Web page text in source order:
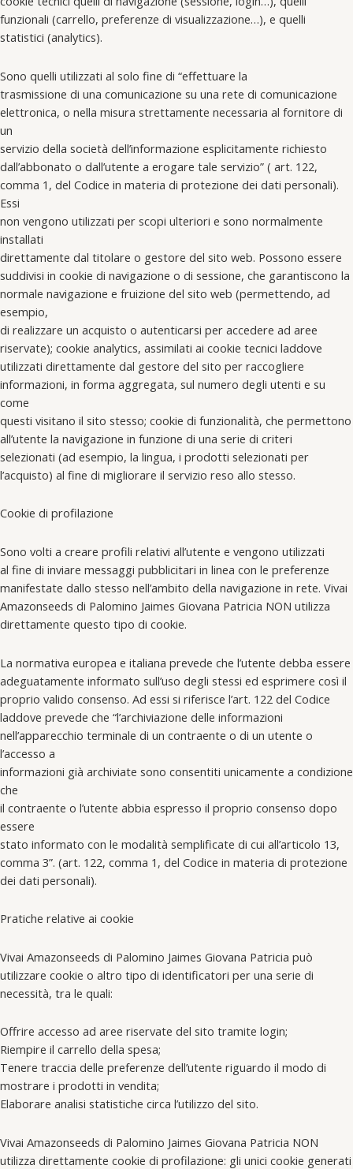
funzionali (carrello, preferenze di visualizzazione…), e quelli
statistici (analytics).
Sono quelli utilizzati al solo fine di “effettuare la
trasmissione di una comunicazione su una rete di comunicazione
elettronica, o nella misura strettamente necessaria al fornitore di
un
servizio della società dell’informazione esplicitamente richiesto
dall’abbonato o dall’utente a erogare tale servizio” ( art. 122,
comma 1, del Codice in materia di protezione dei dati personali).
Essi
non vengono utilizzati per scopi ulteriori e sono normalmente
installati
direttamente dal titolare o gestore del sito web. Possono essere
suddivisi in cookie di navigazione o di sessione, che garantiscono la
normale navigazione e fruizione del sito web (permettendo, ad
esempio,
di realizzare un acquisto o autenticarsi per accedere ad aree
riservate); cookie analytics, assimilati ai cookie tecnici laddove
utilizzati direttamente dal gestore del sito per raccogliere
informazioni, in forma aggregata, sul numero degli utenti e su
come
questi visitano il sito stesso; cookie di funzionalità, che permettono
all’utente la navigazione in funzione di una serie di criteri
selezionati (ad esempio, la lingua, i prodotti selezionati per
l’acquisto) al fine di migliorare il servizio reso allo stesso.
Cookie di profilazione
Sono volti a creare profili relativi all’utente e vengono utilizzati
al fine di inviare messaggi pubblicitari in linea con le preferenze
manifestate dallo stesso nell’ambito della navigazione in rete. Vivai
Amazonseeds di Palomino Jaimes Giovana Patricia NON utilizza
direttamente questo tipo di cookie.
La normativa europea e italiana prevede che l’utente debba essere
adeguatamente informato sull’uso degli stessi ed esprimere così il
proprio valido consenso. Ad essi si riferisce l’art. 122 del Codice
laddove prevede che “l’archiviazione delle informazioni
nell’apparecchio terminale di un contraente o di un utente o
l’accesso a
informazioni già archiviate sono consentiti unicamente a condizione
che
il contraente o l’utente abbia espresso il proprio consenso dopo
essere
stato informato con le modalità semplificate di cui all’articolo 13,
comma 3”. (art. 122, comma 1, del Codice in materia di protezione
dei dati personali).
Pratiche relative ai cookie
Vivai Amazonseeds di Palomino Jaimes Giovana Patricia può
utilizzare cookie o altro tipo di identificatori per una serie di
necessità, tra le quali:
Offrire accesso ad aree riservate del sito tramite login;
Riempire il carrello della spesa;
Tenere traccia delle preferenze dell’utente riguardo il modo di
mostrare i prodotti in vendita;
Elaborare analisi statistiche circa l’utilizzo del sito.
Vivai Amazonseeds di Palomino Jaimes Giovana Patricia NON
utilizza direttamente cookie di profilazione: gli unici cookie generati